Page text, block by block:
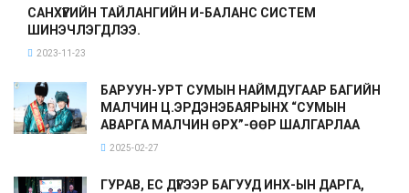
САНХҮҮГИЙН ТАЙЛАНГИЙН И-БАЛАНС СИСТЕМ
ШИНЭЧЛЭГДЛЭЭ.
2023-11-23
БАРУУН-УРТ СУМЫН НАЙМДУГААР БАГИЙН
МАЛЧИН Ц.ЭРДЭНЭБАЯРЫНХ “СУМЫН
АВАРГА МАЛЧИН ӨРХ”-ӨӨР ШАЛГАРЛАА
2025-02-27
ГУРАВ, ЕС ДҮГЭЭР БАГУУД ИНХ-ЫН ДАРГА,